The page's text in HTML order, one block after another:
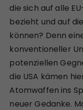
die sich auf alle
bezieht und auf
können? Denn
konventioneller
potenziellen
die USA kämen
Atomwaffen ins
neuer Gedanke.